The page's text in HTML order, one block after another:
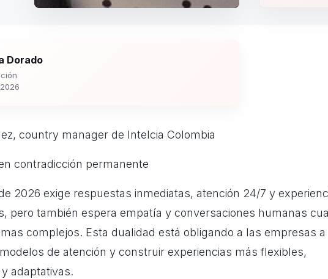
Dorado
country manager de Intelcia Colombia
contradicción permanente
2026 exige respuestas inmediatas, atención 24/7 y
pero también espera empatía y conversaciones humanas
complejos. Esta dualidad está obligando a las empresas a
de atención y construir experiencias más flexibles,
adaptativas.